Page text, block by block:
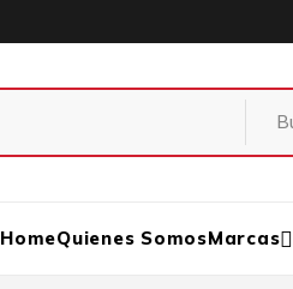
HomeQuienes SomosMarcas